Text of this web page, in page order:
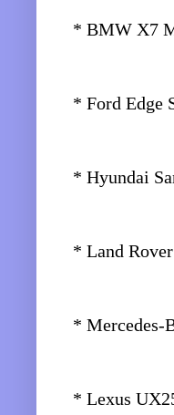
* BMW X7
* Ford Edge
* Hyundai
* Land
* Mercedes-
* Lexus